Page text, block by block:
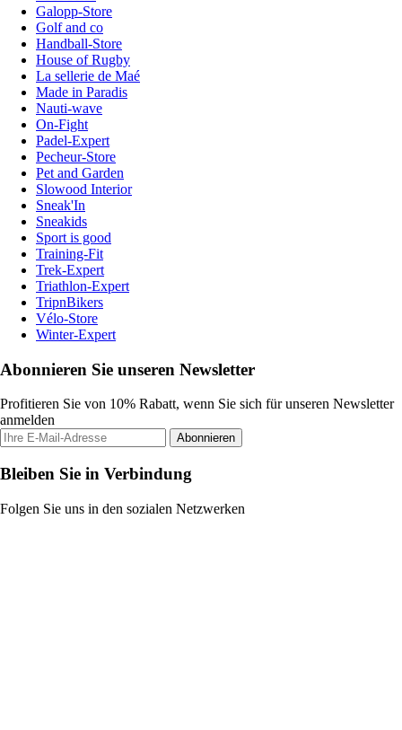
Galopp-Store
Golf and co
Handball-Store
House of Rugby
La sellerie de Maé
Made in Paradis
Nauti-wave
On-Fight
Padel-Expert
Pecheur-Store
Pet and Garden
Slowood Interior
Sneak'In
Sneakids
Sport is good
Training-Fit
Trek-Expert
Triathlon-Expert
TripnBikers
Vélo-Store
Winter-Expert
Abonnieren Sie unseren Newsletter
Profitieren Sie von 10% Rabatt, wenn Sie sich für unseren Newsletter
anmelden
Abonnieren
Bleiben Sie in Verbindung
Folgen Sie uns in den sozialen Netzwerken